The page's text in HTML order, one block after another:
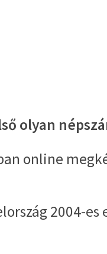
olyan
online
2004-es